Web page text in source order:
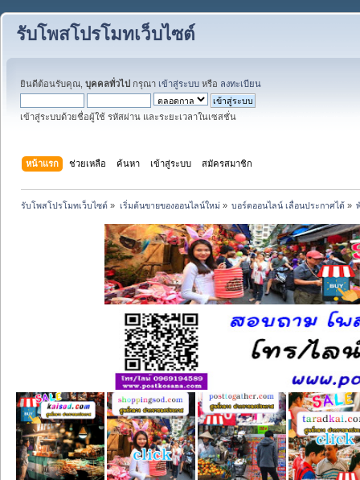
รับโพสโปรโมทเว็บไซต์
ยินดีต้อนรับคุณ, บุคคลทั่วไป กรุณา เข้าสู่ระบบ หรือ ลงทะเบียน
เข้าสู่ระบบด้วยชื่อผู้ใช้ รหัสผ่าน และระยะเวลาในเซสชั่น
หน้าแรก ช่วยเหลือ ค้นหา เข้าสู่ระบบ สมัครสมาชิก
รับโพสโปรโมทเว็บไซต์ » เริ่มต้นขายของออนไลน์ใหม่» บอร์ดออนไลน์ เลื่อนประกาศได้»